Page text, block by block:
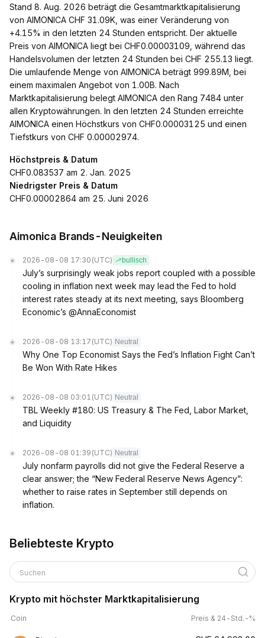
Stand 8. Aug. 2026 beträgt die Gesamtmarktkapitalisierung
von AIMONICA CHF 31.09K, was einer Veränderung von
+4.15% in den letzten 24 Stunden entspricht. Der aktuelle
Preis von AIMONICA liegt bei CHF0.00003109, während das
Handelsvolumen der letzten 24 Stunden bei CHF 255.13 liegt.
Die umlaufende Menge von AIMONICA beträgt 999.89M, bei
einem maximalen Angebot von 1.00B. Nach
Marktkapitalisierung belegt AIMONICA den Rang 7484 unter
allen Kryptowährungen. In den letzten 24 Stunden erreichte
AIMONICA einen Höchstkurs von CHF0.00003125 und einen
Tiefstkurs von CHF 0.00002974.
Höchstpreis & Datum
CHF0.083537 am 2. Jan. 2025
Niedrigster Preis & Datum
CHF0.00002864 am 25. Juni 2026
Aimonica Brands-Neuigkeiten
2026-08-08 17:30 (UTC) bullisch
July’s surprisingly weak jobs report coupled with a possible
cooling in inflation next week may lead the Fed to hold
interest rates steady at its next meeting, says Bloomberg
Economic’s @AnnaEconomist
2026-08-08 13:17 (UTC) Neutral
Why One Top Economist Says the Fed’s Inflation Fight Can’t
Be Won With Rate Hikes
2026-08-08 03:01 (UTC) Neutral
TBL Weekly #180: US Treasury & The Fed, Labor Market,
and Liquidity
2026-08-08 01:39 (UTC) Neutral
July nonfarm payrolls did not give the Federal Reserve a
clear answer; the “New Federal Reserve News Agency”:
whether to raise rates in September still depends on
inflation.
Beliebteste Krypto
Suchen
Krypto mit höchster Marktkapitalisierung
Coin Preis & 24-Std.-%